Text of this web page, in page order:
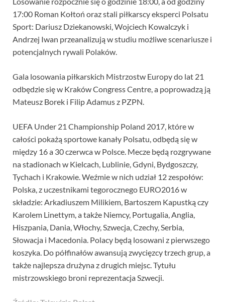
17:00 Roman Kołtoń oraz stali piłkarscy eksperci Polsatu
Sport: Dariusz Dziekanowski, Wojciech Kowalczyk i
Andrzej Iwan przeanalizują w studiu możliwe scenariusze i
potencjalnych rywali Polaków.
Gala losowania piłkarskich Mistrzostw Europy do lat 21
odbędzie się w Kraków Congress Centre, a poprowadzą ją
Mateusz Borek i Filip Adamus z PZPN.
UEFA Under 21 Championship Poland 2017, które w
całości pokażą sportowe kanały Polsatu, odbędą się w
między 16 a 30 czerwca w Polsce. Mecze będą rozgrywane
na stadionach w Kielcach, Lublinie, Gdyni, Bydgoszczy,
Tychach i Krakowie. Weźmie w nich udział 12 zespołów:
Polska, z uczestnikami tegorocznego EURO2016 w
składzie: Arkadiuszem Milikiem, Bartoszem Kapustką czy
Karolem Linettym, a także Niemcy, Portugalia, Anglia,
Hiszpania, Dania, Włochy, Szwecja, Czechy, Serbia,
Słowacja i Macedonia. Polacy będą losowani z pierwszego
koszyka. Do półfinałów awansują zwycięzcy trzech grup, a
także najlepsza drużyna z drugich miejsc. Tytułu
mistrzowskiego broni reprezentacja Szwecji.